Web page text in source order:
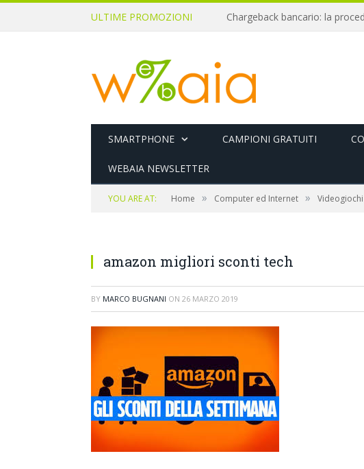
ULTIME PROMOZIONI
SMARTPHONE CAMPIONI GRATUITI
WEBAIA NEWSLETTER
YOU ARE AT: Home » Computer ed Internet »
amazon migliori sconti tech
BY MARCO BUGNANI ON 26 MARZO 2019